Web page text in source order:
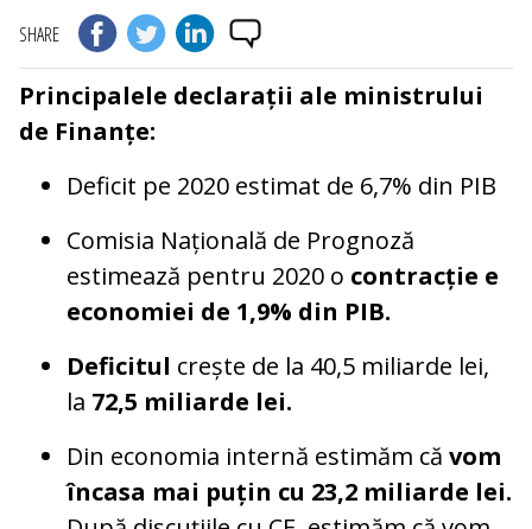
SHARE
Principalele declarații ale ministrului
de Finanțe:
Deficit pe 2020 estimat de 6,7% din PIB
Comisia Națională de Prognoză
estimează pentru 2020 o contracție e
economiei de 1,9% din PIB.
Deficitul crește de la 40,5 miliarde lei,
la 72,5 miliarde lei.
Din economia internă estimăm că vom
încasa mai puțin cu 23,2 miliarde lei.